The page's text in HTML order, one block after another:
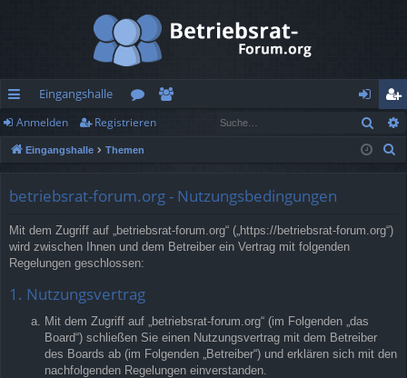
ch
ne
rif
Eingangshalle
or
en
n
m
eg
ist
Anmelden Registrieren
Eingangshalle Themen
betriebsrat-forum.org - Nutzungsbedingungen
Mit dem Zugriff auf „betriebsrat-forum.org“ („https://betriebsrat-forum.org“)
wird zwischen Ihnen und dem Betreiber ein Vertrag mit folgenden
Regelungen geschlossen:
1. Nutzungsvertrag
Mit dem Zugriff auf „betriebsrat-forum.org“ (im Folgenden „das
Board“) schließen Sie einen Nutzungsvertrag mit dem Betreiber
des Boards ab (im Folgenden „Betreiber“) und erklären sich mit den
nachfolgenden Regelungen einverstanden.